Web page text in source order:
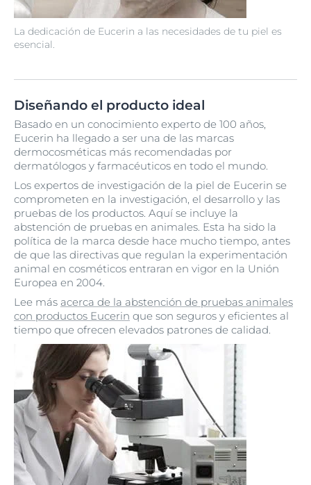
La dedicación de Eucerin a las necesidades de tu piel es
esencial.
Diseñando el producto ideal
Basado en un conocimiento experto de 100 años,
Eucerin ha llegado a ser una de las marcas
dermocosméticas más recomendadas por
dermatólogos y farmacéuticos en todo el mundo.
Los expertos de investigación de la piel de Eucerin se
comprometen en la investigación, el desarrollo y las
pruebas de los productos. Aquí se incluye la
abstención de pruebas en animales. Esta ha sido la
política de la marca desde hace mucho tiempo, antes
de que las directivas que regulan la experimentación
animal en cosméticos entraran en vigor en la Unión
Europea en 2004.
Lee más acerca de la abstención de pruebas animales
con productos Eucerin que son seguros y eficientes al
tiempo que ofrecen elevados patrones de calidad.